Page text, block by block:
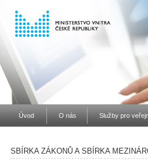
Úvod O nás Služby pro
SBÍRKA ZÁKONŮ A SBÍRKA